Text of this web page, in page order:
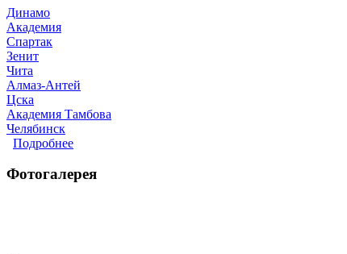
Динамо
Академия
Спартак
Зенит
Чита
Алмаз-Антей
Цска
Академия Тамбова
Челябинск
Подробнее
Фотогалерея